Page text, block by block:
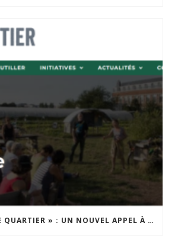
« INSPIRONS LE QUARTIER » : UN NOUVEL APPEL À PROJETS EST LANCÉ !